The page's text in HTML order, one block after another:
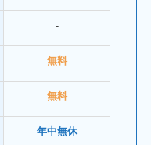
‐
無料
無料
年中無休